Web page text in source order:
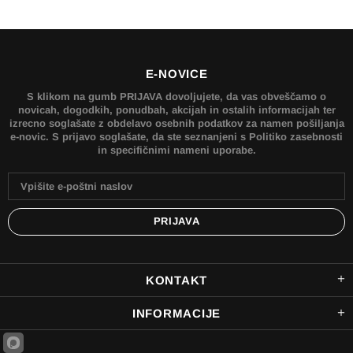
E-NOVICE
S klikom na gumb PRIJAVA dovoljujete, da vas obveščamo o
novicah, dogodkih, ponudbah, akcijah in ostalih informacijah ter
izrecno soglašate z obdelavo osebnih podatkov za namen pošiljanja
e-novic. S prijavo soglašate, da ste seznanjeni s Politiko zasebnosti
in specifičnimi nameni uporabe.
KONTAKT
INFORMACIJE